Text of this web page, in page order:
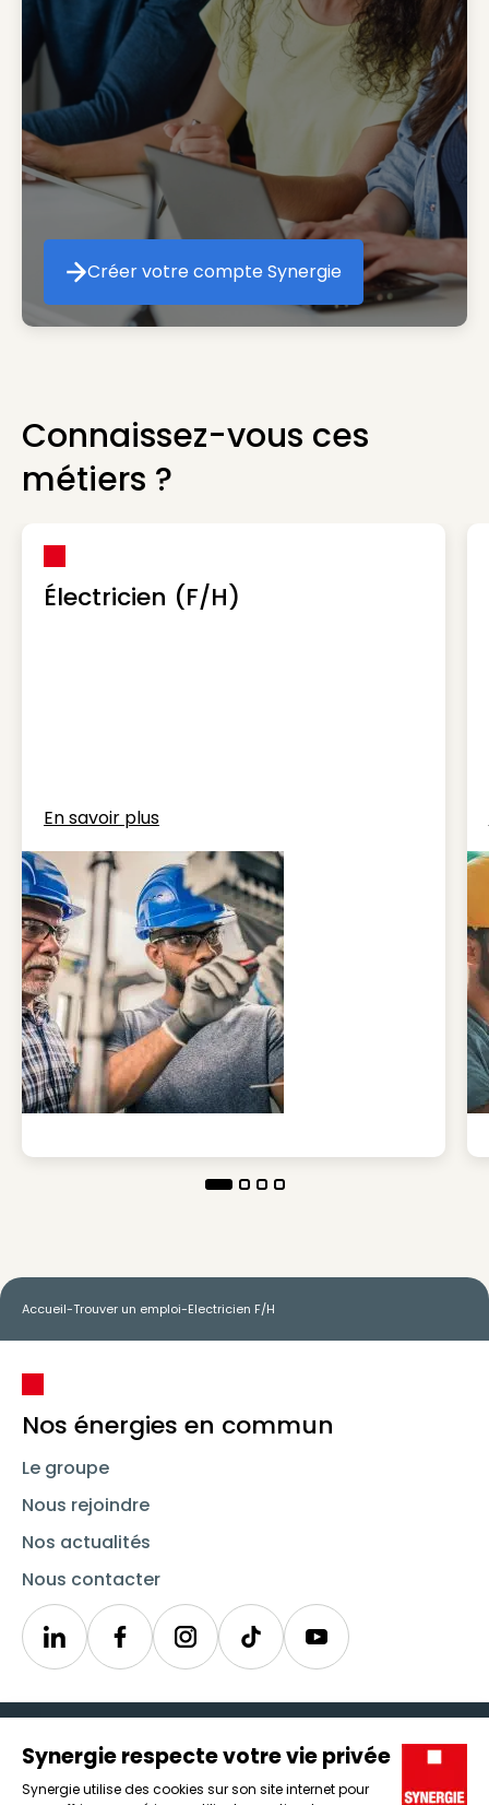
Créer votre compte Synergie
Créer votre compte Synergie
Connaissez-vous ces
métiers ?
Électricien (F/H)
En savoir plus
Accueil-Trouver un emploi-Electricien F/H
Nos énergies en commun
Le groupe
Nous rejoindre
Nos actualités
Nous contacter
LinkedinSynergieInstagramTikTok Youtube
Icône d'illustration
Candidats